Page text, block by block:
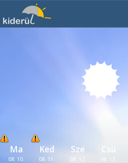
Ma
08. 10.
Ked
08. 11.
Sze
08. 12. 08. 13.